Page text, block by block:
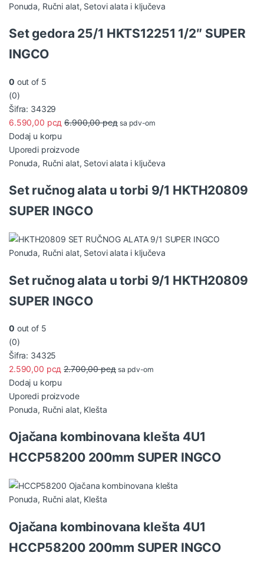
Ponuda, Ručni alat, Setovi alata i ključeva
Set gedora 25/1 HKTS12251 1/2″ SUPER
INGCO
0 out of 5
(0)
Šifra: 34329
6.590,00 рсд 6.900,00рсд sa pdv-om
Dodaj u korpu
Uporedi proizvode
Ponuda, Ručni alat, Setovi alata i ključeva
Set ručnog alata u torbi 9/1 HKTH20809
SUPER INGCO
Ponuda, Ručni alat, Setovi alata i ključeva
Set ručnog alata u torbi 9/1 HKTH20809
SUPER INGCO
0 out of 5
(0)
Šifra: 34325
2.590,00 рсд 2.700,00рсд sa pdv-om
Dodaj u korpu
Uporedi proizvode
Ponuda, Ručni alat, Klešta
Ojačana kombinovana klešta 4U1
HCCP58200 200mm SUPER INGCO
Ponuda, Ručni alat, Klešta
Ojačana kombinovana klešta 4U1
HCCP58200 200mm SUPER INGCO